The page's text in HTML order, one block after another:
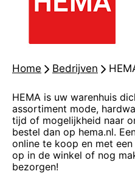
Home - Bedrijven -
HEMA is uw warenhuis
assortiment mode,
tijd of mogelijkheid naar
bestel dan op hema.nl.
online te koop en met
op in de winkel of nog
bezorgen!